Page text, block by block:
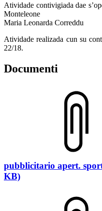
Atividade contivigiada dae
Monteleone
Maria Leonarda Correddu
Atividade realizada cun su
22/18.
Documenti
pubblicitario apert.
KB)